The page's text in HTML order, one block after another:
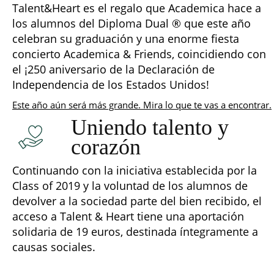
Talent&Heart es el regalo que Academica hace a
los alumnos del Diploma Dual ® que este año
celebran su graduación y una enorme fiesta
concierto Academica & Friends, coincidiendo con
el ¡250 aniversario de la Declaración de
Independencia de los Estados Unidos!
Este año aún será más grande. Mira lo que te vas a encontrar.
Uniendo talento y
corazón
Continuando con la iniciativa establecida por la
Class of 2019 y la voluntad de los alumnos de
devolver a la sociedad parte del bien recibido, el
acceso a Talent & Heart tiene una aportación
solidaria de 19 euros, destinada íntegramente a
causas sociales.